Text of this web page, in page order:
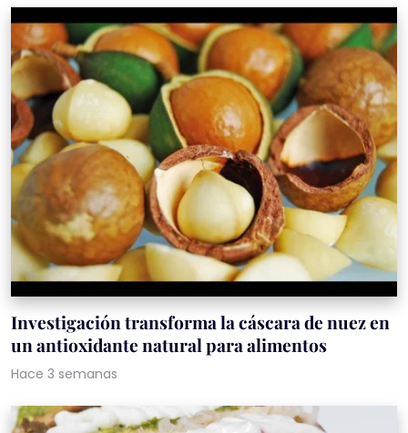
Investigación transforma la cáscara de nuez en
un antioxidante natural para alimentos
Hace 3 semanas